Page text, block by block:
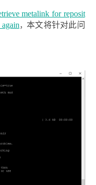
metalink for reposit
，本文将针对此问